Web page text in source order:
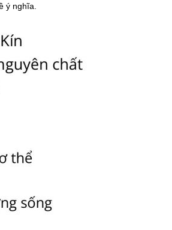
ý nghĩa.